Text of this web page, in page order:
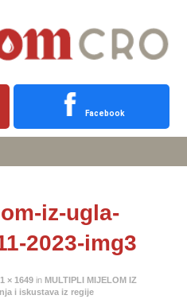
Facebook
iz-ugla-
2023-img3
× 1649 in MULTIPLI MIJELOM IZ
i iskustava iz regije